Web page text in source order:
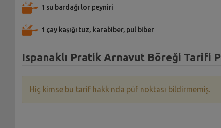
1 su bardağı lor peyniri
1 çay kaşığı tuz, karabiber, pul biber
Ispanaklı Pratik Arnavut Böreği Tarifi
Hiç kimse bu tarif hakkında püf noktası bildirmemiş.